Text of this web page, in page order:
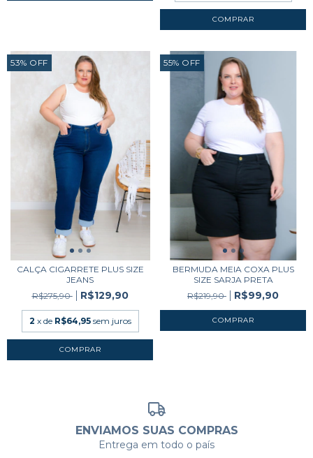
COMPRAR
53% OFF
CALÇA CIGARRETE PLUS SIZE
JEANS
R$275,90
R$129,90
2 x de R$64,95 sem juros
COMPRAR
55% OFF
BERMUDA MEIA COXA PLUS
SIZE SARJA PRETA
R$219,90
R$99,90
COMPRAR
ENVIAMOS SUAS COMPRAS
Entrega em todo o país